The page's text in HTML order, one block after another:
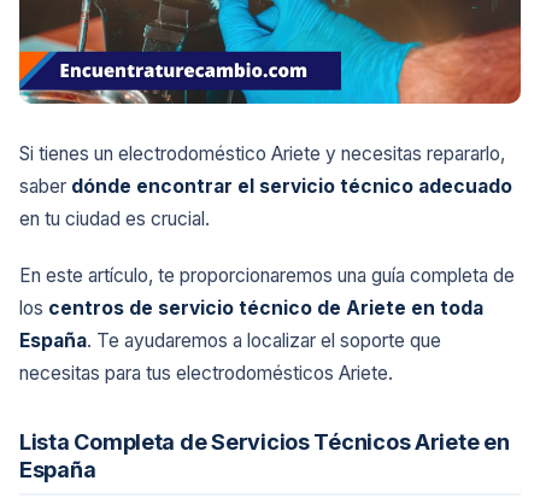
Si tienes un electrodoméstico Ariete y necesitas repararlo,
saber dónde encontrar el servicio técnico adecuado
en tu ciudad es crucial.
En este artículo, te proporcionaremos una guía completa de
los centros de servicio técnico de Ariete en toda
España. Te ayudaremos a localizar el soporte que
necesitas para tus electrodomésticos Ariete.
Lista Completa de Servicios Técnicos Ariete en
España